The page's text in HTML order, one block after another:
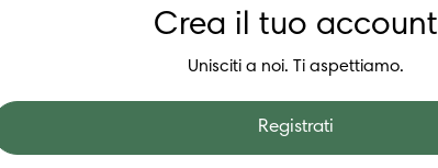
Crea il tuo account
Unisciti a noi. Ti aspettiamo.
Registrati